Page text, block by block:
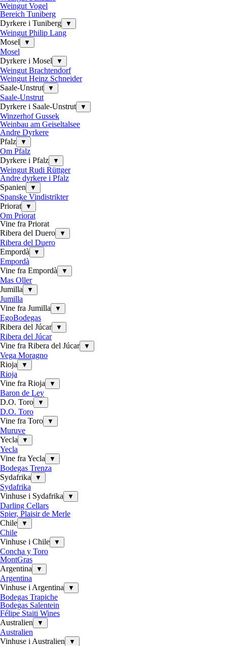
Weingut Vogel
Bereich Tuniberg
Dyrkere i Tuniberg
▼
Weingut Philip Lang
Mosel
▼
Mosel
Dyrkere i Mosel
▼
Weingut Brachtendorf
Weingut Heinz Schneider
Saale-Unstrut
▼
Saale-Unstrut
Dyrkere i Saale-Unstrut
▼
Winzerhof Gussek
Weinbau am Geiseltalsee
Andre Dyrkere
Pfalz
▼
Om Pfalz
Dyrkere i Pfalz
▼
Weingut Rudi Rüttger
Andre dyrkere i Pfalz
Spanien
▼
Spanske Vindistrikter
Priorat
▼
Om Priorat
Vine fra Priorat
Ribera del Duero
▼
Ribera del Duero
Empordà
▼
Empordà
Vine fra Empordà
▼
Mas Oller
Jumilla
▼
Jumilla
Vine fra Jumilla
▼
EgoBodegas
Ribera del Júcar
▼
Ribera del Júcar
Vine fra Ribera del Júcar
▼
Vega Moragno
Rioja
▼
Rioja
Vine fra Rioja
▼
Baron de Ley
D.O. Toro
▼
D.O. Toro
Vine fra Toro
▼
Muruve
Yecla
▼
Yecla
Vine fra Yecla
▼
Bodegas Trenza
Sydafrika
▼
Sydafrika
Vinhuse i Sydafrika
▼
Darling Cellars
Spier, Plaisir de Merle
Chile
▼
Chile
Vinhuse i Chile
▼
Concha y Toro
MontGras
Argentina
▼
Argentina
Vinhuse i Argentina
▼
Bodegas Trapiche
Bodegas Salentein
Félipe Staiti Wines
Australien
▼
Australien
Vinhuse i Australien
▼